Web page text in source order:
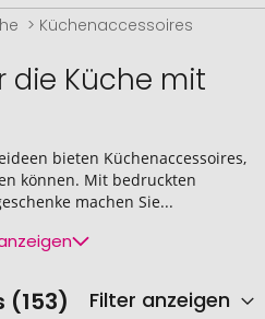
Küchenaccessoires
die Küche mit
bieten Küchenaccessoires,
können. Mit bedruckten
machen Sie...
(153) Filter anzeigen